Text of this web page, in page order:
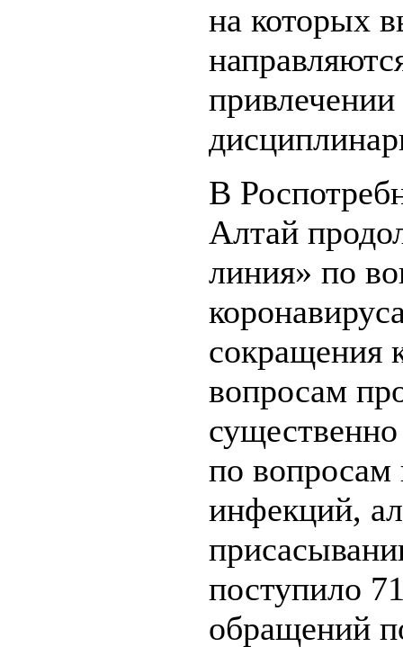
на которых
В
Алтай
линия» по
сокращения
вопросам
по
инфекций,
поступило
обращений